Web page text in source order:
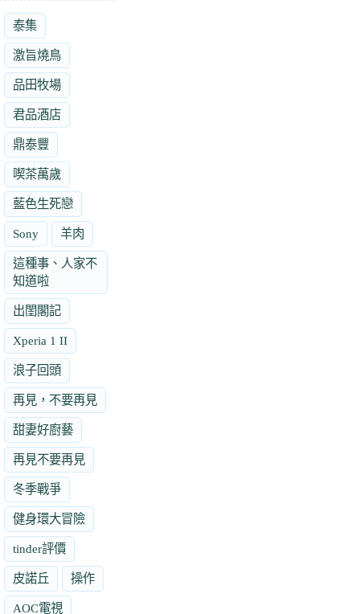
泰集
激旨燒鳥
品田牧場
君品酒店
鼎泰豐
喫茶萬歲
藍色生死戀
Sony 羊肉
這種事、人家不
知道啦
出閨閣記
Xperia 1 II
浪子回頭
再見，不要再見
甜妻好廚藝
再見不要再見
冬季戰爭
健身環大冒險
tinder評價
皮諾丘 操作
AOC電視